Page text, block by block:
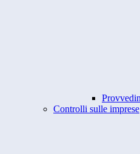
Controlli sulle imprese